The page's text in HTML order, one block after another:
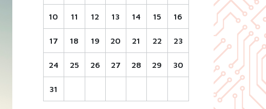
10 11 12 13 14 15 16
17 18 19 20 21 22 23
24 25 26 27 28 29 30
31